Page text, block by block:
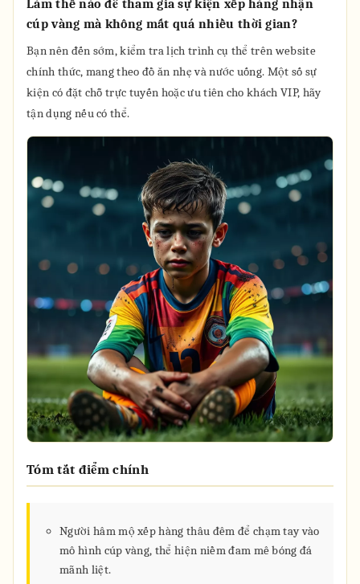
Làm thế nào để tham gia sự kiện xếp hàng nhận
cúp vàng mà không mất quá nhiều thời gian?
Bạn nên đến sớm, kiểm tra lịch trình cụ thể trên website
chính thức, mang theo đồ ăn nhẹ và nước uống. Một số sự
kiện có đặt chỗ trực tuyến hoặc ưu tiên cho khách VIP, hãy
tận dụng nếu có thể.
Tóm tắt điểm chính
Người hâm mộ xếp hàng thâu đêm để chạm tay vào
mô hình cúp vàng, thể hiện niềm đam mê bóng đá
mãnh liệt.